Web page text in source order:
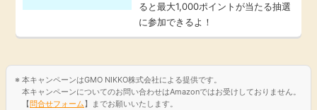
ると最大1,000ポイントが当たる抽選
に参加できるよ！
本キャンペーンはGMO NIKKO株式会社による提供です。
本キャンペーンについてのお問い合わせはAmazonではお受けしておりません。
【問合せフォーム】までお願いいたします。